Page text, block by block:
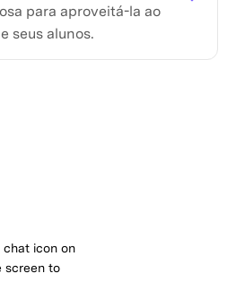
para aproveitá-la ao
seus alunos.
icon on
screen to